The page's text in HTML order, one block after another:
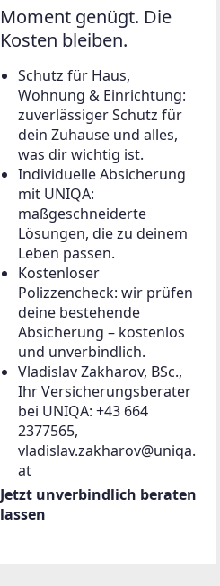
Moment genügt. Die
Kosten bleiben.
Schutz für Haus,
Wohnung & Einrichtung:
zuverlässiger Schutz für
dein Zuhause und alles,
was dir wichtig ist.
Individuelle Absicherung
mit UNIQA:
maßgeschneiderte
Lösungen, die zu deinem
Leben passen.
Kostenloser
Polizzencheck: wir prüfen
deine bestehende
Absicherung – kostenlos
und unverbindlich.
Vladislav Zakharov, BSc.,
Ihr Versicherungsberater
bei UNIQA: +43 664
2377565,
vladislav.zakharov@uniqa.
at
Jetzt unverbindlich beraten
lassen